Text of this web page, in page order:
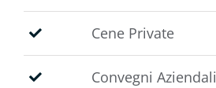
Cene Private
Convegni Aziendali